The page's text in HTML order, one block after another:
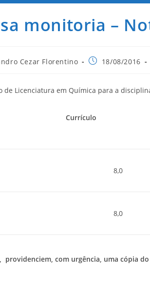
monitoria –
Cezar Florentino 18/08/2016
de Licenciatura em Química para a
Currículo
8,0
8,0
com urgência, uma cópia